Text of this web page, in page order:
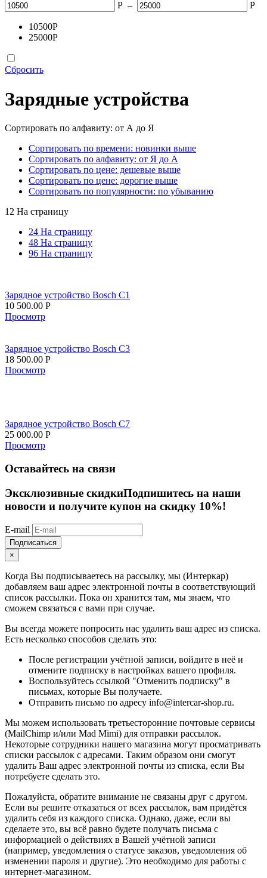
Р – Р
10500Р
25000Р
Сбросить
Зарядные устройства
Сортировать по алфавиту: от А до Я
Сортировать по времени: новинки выше
Сортировать по алфавиту: от Я до А
Сортировать по цене: дешевые выше
Сортировать по цене: дорогие выше
Сортировать по популярности: по убыванию
12 На страницу
24 На страницу
48 На страницу
96 На страницу
Зарядное устройство Bosch C1
10 500.00 Р
Просмотр
Зарядное устройство Bosch C3
18 500.00 Р
Просмотр
Зарядное устройство Bosch C7
25 000.00 Р
Просмотр
Оставайтесь на связи
Эксклюзивные скидкиПодпишитесь на наши
новости и получите купон на скидку 10%!
E-mail
Подписаться
×
Когда Вы подписываетесь на рассылку, мы (Интеркар)
добавляем ваш адрес электронной почты в соответствующий
список рассылки. Пока он хранится там, мы знаем, что
сможем связаться с вами при случае.
Вы всегда можете попросить нас удалить ваш адрес из списка.
Есть несколько способов сделать это:
После регистрации учётной записи, войдите в неё и
отмените подписку в настройках вашего профиля.
Воспользуйтесь ссылкой "Отменить подписку" в
письмах, которые Вы получаете.
Отправить письмо по адресу info@intercar-shop.ru.
Мы можем использовать третьесторонние почтовые сервисы
(MailChimp и/или Mad Mimi) для отправки рассылок.
Некоторые сотрудники нашего магазина могут просматривать
списки рассылок с адресами. Таким образом они смогут
удалить Ваш адрес электронной почты из списка, если Вы
потребуете сделать это.
Пожалуйста, обратите внимание не связаны друг с другом.
Если вы решите отказаться от всех рассылок, вам придётся
удалить себя из каждого списка. Однако, даже, если вы
сделаете это, вы всё равно будете получать письма с
информацией о действиях в Вашей учётной записи
(например, уведомления о статусе заказов, уведомления об
изменении пароля и другие). Это необходимо для работы с
интернет-магазином.